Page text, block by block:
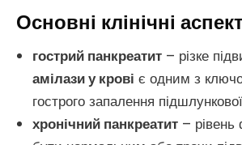
Основні клінічні
гострий панкреатит – різке
амілази у крові є одним з
гострого запалення підшлункової
хронічний панкреатит –